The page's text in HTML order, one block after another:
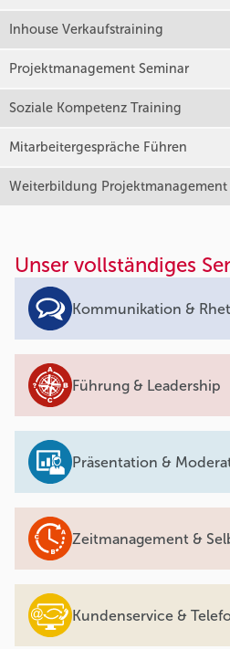
Inhouse Verkaufstraining
Projektmanagement Seminar
Soziale Kompetenz Training
Mitarbeitergespräche Führen
Weiterbildung Projektmanagement
Unser vollständiges
Kommunikation &
Führung & Leadership
Präsentation &
Zeitmanagement &
Kundenservice &